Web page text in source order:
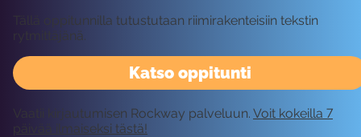
Katso oppitunti
Tällä oppitunnilla tutustutaan riimirakenteisiin tekstin
rytmittäjänä.
Vaatii kirjautumisen Rockway palveluun. Voit kokeilla 7
päivää ilmaiseksi tästä!